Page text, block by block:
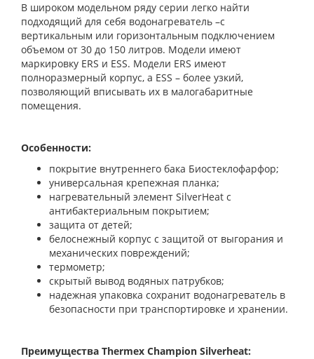
В широком модельном ряду серии легко найти
подходящий для себя водонагреватель –с
вертикальным или горизонтальным подключением
объемом от 30 до 150 литров. Модели имеют
маркировку ERS и ESS. Модели ERS имеют
полноразмерный корпус, а ESS – более узкий,
позволяющий вписывать их в малогабаритные
помещения.
Особенности:
покрытие внутреннего бака Биостеклофарфор;
универсальная крепежная планка;
нагревательный элемент SilverHeat с
антибактериальным покрытием;
защита от детей;
белоснежный корпус с защитой от выгорания и
механических повреждений;
термометр;
скрытый вывод водяных патрубков;
надежная упаковка сохранит водонагреватель в
безопасности при транспортировке и хранении.
Преимущества Thermex Champion Silverheat: